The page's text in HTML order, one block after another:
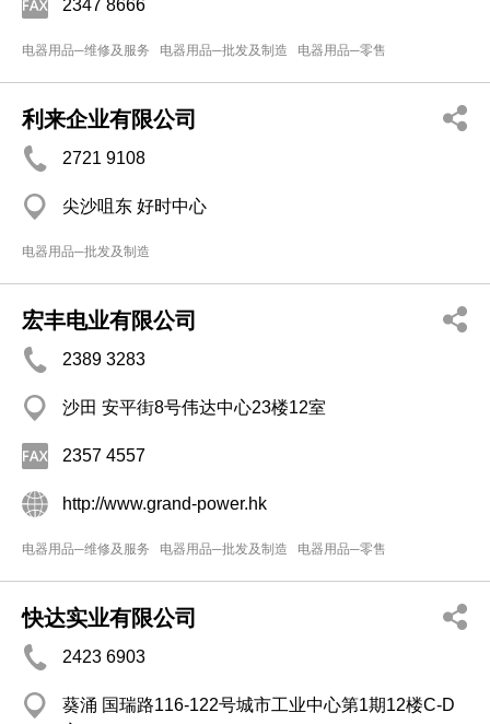
2347 8666
电器用品─维修及服务 电器用品─批发及制造 电器用品─零售
利来企业有限公司
2721 9108
尖沙咀东 好时中心
电器用品─批发及制造
宏丰电业有限公司
2389 3283
沙田 安平街8号伟达中心23楼12室
2357 4557
http://www.grand-power.hk
电器用品─维修及服务 电器用品─批发及制造 电器用品─零售
快达实业有限公司
2423 6903
葵涌 国瑞路116-122号城市工业中心第1期12楼C-D